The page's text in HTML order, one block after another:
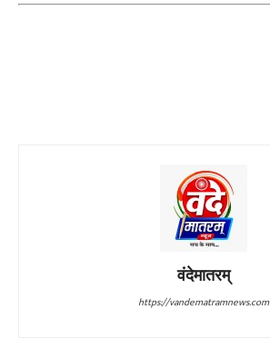
वंदेमातरम्
https://vandematramnews.com